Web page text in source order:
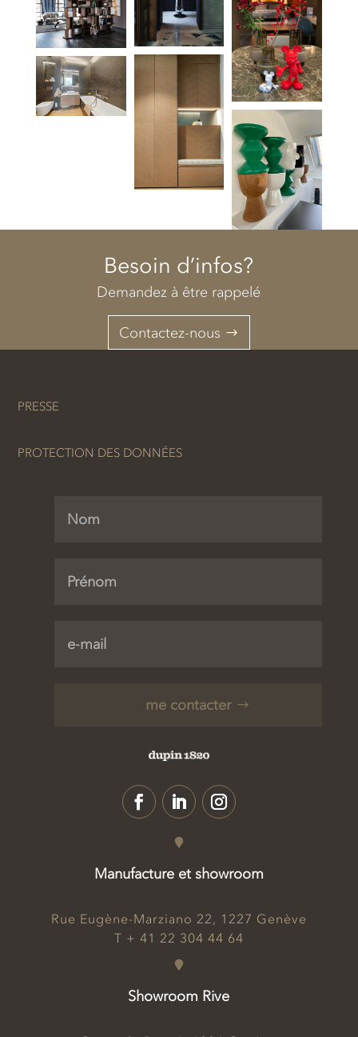
Besoin d’infos?
Demandez à être rappelé
Contactez-nous
PRESSE
PROTECTION DES DONNÉES
me contacter
Manufacture et showroom
Rue Eugène-Marziano 22, 1227 Genève
T + 41 22 304 44 64
Showroom Rive